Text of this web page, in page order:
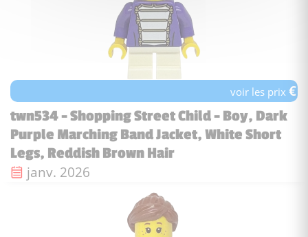
voir les prix€
twn534 - Shopping Street Child - Boy, Dark
Purple Marching Band Jacket, White Short
Legs, Reddish Brown Hair
Date de sortie :
janv. 2026